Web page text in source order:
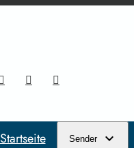
Startseite Sender